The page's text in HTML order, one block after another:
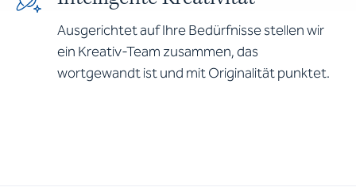
Ausgerichtet auf Ihre Bedürfnisse stellen wir
ein Kreativ-Team zusammen, das
wortgewandt ist und mit Originalität punktet.